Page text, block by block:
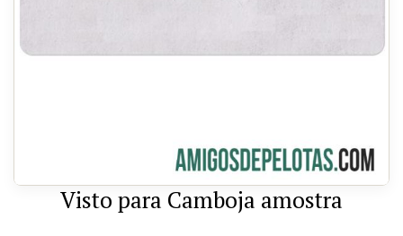
Visto para Camboja amostra